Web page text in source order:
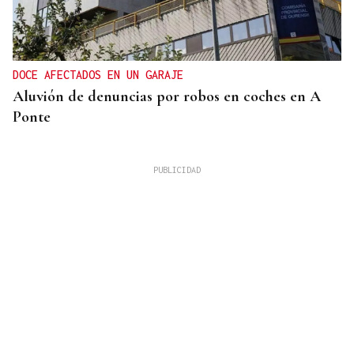
DOCE AFECTADOS EN UN GARAJE
Aluvión de denuncias por robos en coches en A
Ponte